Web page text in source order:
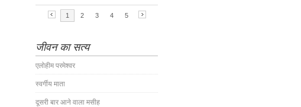
जीवन का सत्य
एलोहीम परमेश्वर
स्वर्गीय माता
दूसरी बार आने वाला मसीह